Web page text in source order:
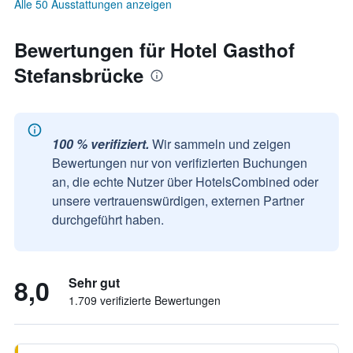
Alle 50 Ausstattungen anzeigen
Bewertungen für Hotel Gasthof
Stefansbrücke
100 % verifiziert. Wir sammeln und zeigen
Bewertungen nur von verifizierten Buchungen
an, die echte Nutzer über HotelsCombined oder
unsere vertrauenswürdigen, externen Partner
durchgeführt haben.
8,0 Sehr gut
1.709 verifizierte Bewertungen